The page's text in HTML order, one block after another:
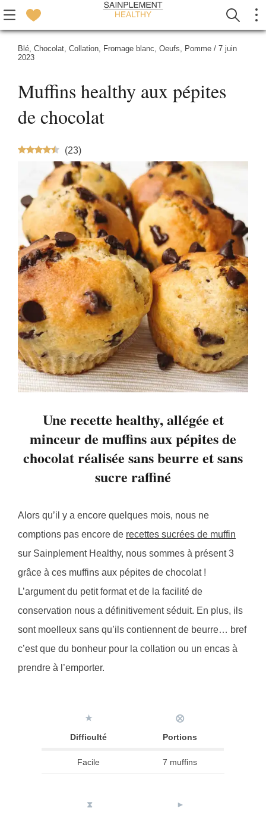
Blé, Chocolat, Collation, Fromage blanc, Oeufs, Pomme / 7 juin
2023
Muffins healthy aux pépites
de chocolat
(23)
Une recette healthy, allégée et
minceur de muffins aux pépites de
chocolat réalisée sans beurre et sans
sucre raffiné
Alors qu’il y a encore quelques mois, nous ne
comptions pas encore de recettes sucrées de muffin
sur Sainplement Healthy, nous sommes à présent 3
grâce à ces muffins aux pépites de chocolat !
L’argument du petit format et de la facilité de
conservation nous a définitivement séduit. En plus, ils
sont moelleux sans qu’ils contiennent de beurre… bref
c’est que du bonheur pour la collation ou un encas à
prendre à l’emporter.
★
Difficulté
⨂
Portions
Facile 7 muffins
⧗
►